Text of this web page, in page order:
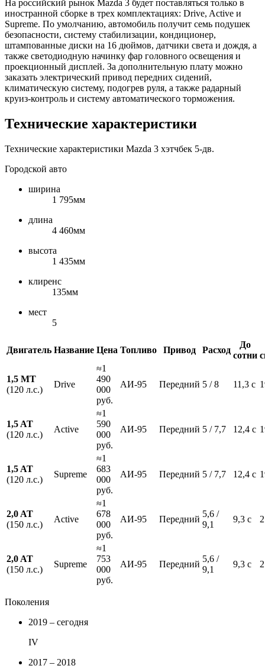
На российский рынок Mazda 3 будет поставляться только в
иностранной сборке в трех комплектациях: Drive, Active и
Supreme. По умолчанию, автомобиль получит семь подушек
безопасности, систему стабилизации, кондиционер,
штампованные диски на 16 дюймов, датчики света и дождя, а
также светодиодную начинку фар головного освещения и
проекционный дисплей. За дополнительную плату можно
заказать электрический привод передних сидений,
климатическую систему, подогрев руля, а также радарный
круиз-контроль и систему автоматического торможения.
Технические характеристики
Технические характеристики Mazda 3 хэтчбек 5-дв.
Городской авто
ширина
1 795мм
длина
4 460мм
высота
1 435мм
клиренс
135мм
мест
5
Двигатель Название Цена Топливо Привод Расход
До
сотни
1,5 MT
(120 л.с.)
Drive
≈1
490
000
руб.
АИ-95 Передний 5 / 8 11,3 с
1,5 AT
(120 л.с.)
Active
≈1
590
000
руб.
АИ-95 Передний 5 / 7,7 12,4 с
1,5 AT
(120 л.с.)
Supreme
≈1
683
000
руб.
АИ-95 Передний 5 / 7,7 12,4 с
2,0 AT
(150 л.с.)
Active
≈1
678
000
руб.
АИ-95 Передний
5,6 /
9,1
9,3 с
2,0 AT
(150 л.с.)
Supreme
≈1
753
000
руб.
АИ-95 Передний
5,6 /
9,1
9,3 с
Поколения
2019 – сегодня
IV
2017 – 2018